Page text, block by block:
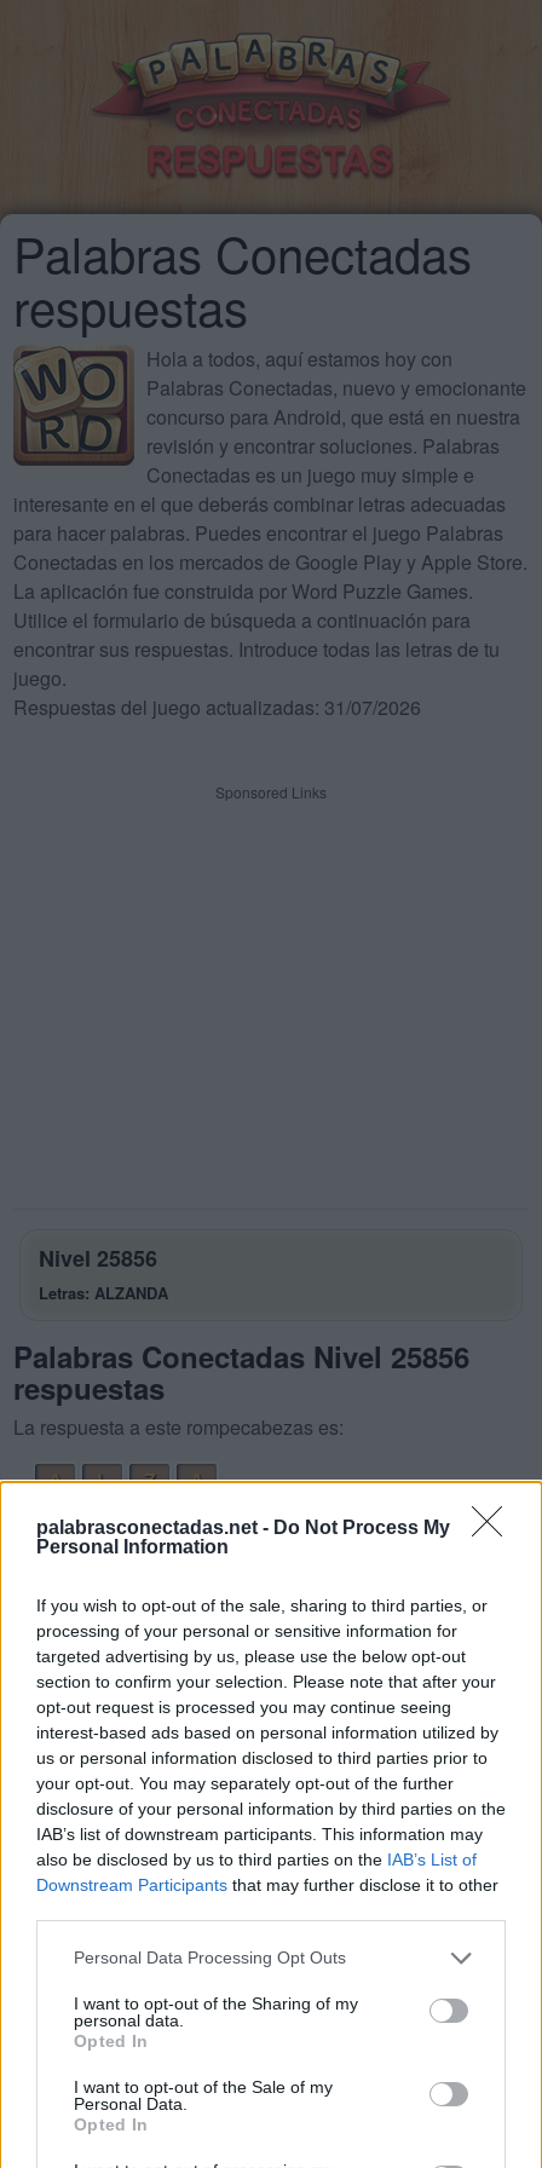
palabrasconectadas.net - Do Not Process My
Personal Information
If you wish to opt-out of the sale, sharing to third parties, or
processing of your personal or sensitive information for
targeted advertising by us, please use the below opt-out
section to confirm your selection. Please note that after your
opt-out request is processed you may continue seeing
interest-based ads based on personal information utilized by
us or personal information disclosed to third parties prior to
your opt-out. You may separately opt-out of the further
disclosure of your personal information by third parties on the
IAB’s list of downstream participants. This information may
also be disclosed by us to third parties on the IAB’s List of
Downstream Participants that may further disclose it to other
Personal Data Processing Opt Outs
I want to opt-out of the Sharing of my
personal data.
Opted In
I want to opt-out of the Sale of my
Personal Data.
Opted In
Palabras Conectadas
respuestas
Hola a todos, aquí estamos hoy con
Palabras Conectadas, nuevo y emocionante
concurso para Android, que está en nuestra
revisión y encontrar soluciones. Palabras
Conectadas es un juego muy simple e
interesante en el que deberás combinar letras adecuadas
para hacer palabras. Puedes encontrar el juego Palabras
Conectadas en los mercados de Google Play y Apple Store.
La aplicación fue construida por Word Puzzle Games.
Utilice el formulario de búsqueda a continuación para
encontrar sus respuestas. Introduce todas las letras de tu
juego.
Respuestas del juego actualizadas: 31/07/2026
Sponsored Links
Nivel 25856
Letras: ALZANDA
Palabras Conectadas Nivel 25856
respuestas
La respuesta a este rompecabezas es:
A
L Z
A
A
N D
A
L
A D
A
L
A N
A
N
A D
A
L
A N Z
A
A
L Z A D
A
L
A N Z A D
A
Palabras extra:
D
A N Z
A
L
A N D
A
L A D
A
Z A D A
BUSCAR MÁS